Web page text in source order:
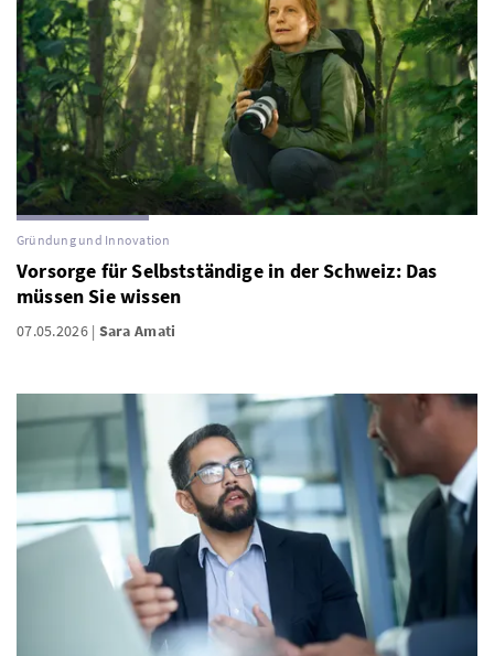
Gründung und Innovation
Vorsorge für Selbstständige in der Schweiz: Das
müssen Sie wissen
07.05.2026 Sara Amati